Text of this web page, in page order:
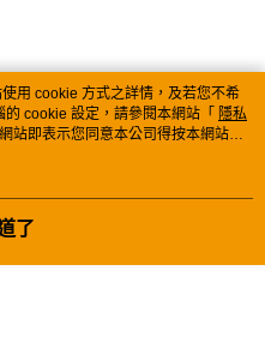
用 cookie 方式之詳情，及若您不希
cookie 設定，請參閱本網站「 隱私
站即表示您同意本公司得按本網站使
了